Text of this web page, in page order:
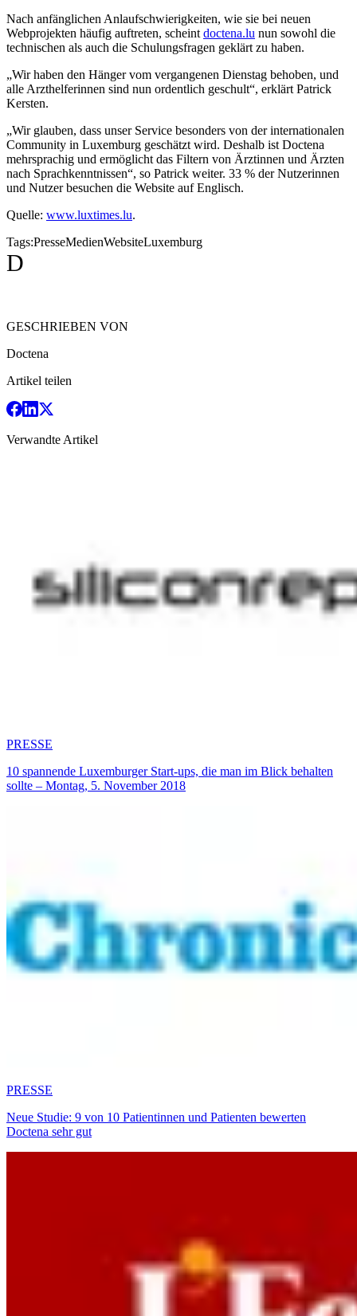
Nach anfänglichen Anlaufschwierigkeiten, wie sie bei neuen
Webprojekten häufig auftreten, scheint doctena.lu nun sowohl die
technischen als auch die Schulungsfragen geklärt zu haben.
„Wir haben den Hänger vom vergangenen Dienstag behoben, und
alle Arzthelferinnen sind nun ordentlich geschult“, erklärt Patrick
Kersten.
„Wir glauben, dass unser Service besonders von der internationalen
Community in Luxemburg geschätzt wird. Deshalb ist Doctena
mehrsprachig und ermöglicht das Filtern von Ärztinnen und Ärzten
nach Sprachkenntnissen“, so Patrick weiter. 33 % der Nutzerinnen
und Nutzer besuchen die Website auf Englisch.
Quelle: www.luxtimes.lu.
Tags:PresseMedienWebsiteLuxemburg
D
GESCHRIEBEN VON
Doctena
Artikel teilen
Verwandte Artikel
PRESSE
10 spannende Luxemburger Start-ups, die man im Blick behalten
sollte – Montag, 5. November 2018
PRESSE
Neue Studie: 9 von 10 Patientinnen und Patienten bewerten
Doctena sehr gut